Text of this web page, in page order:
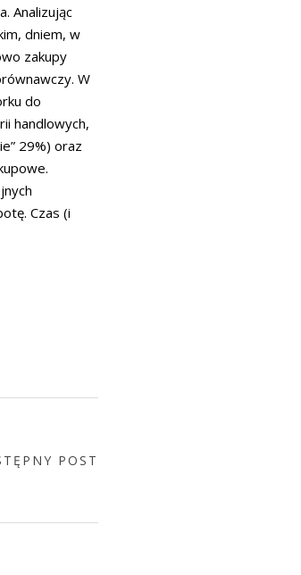
Analizując
dniem, w
zakupy
W
do
handlowych,
29%) oraz
Czas (i
POST